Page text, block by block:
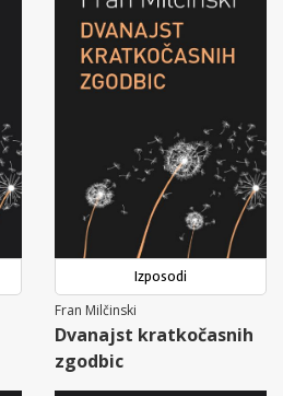
Izposodi
Fran Milčinski
Dvanajst kratkočasnih
zgodbic